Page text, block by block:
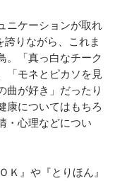
ニケーションが取れ
誇りながら、これま
。「真っ白なチーク
「モネとピカソを見
曲が好き」だったり
康についてはもちろ
・心理などについ
』や『とりほん』